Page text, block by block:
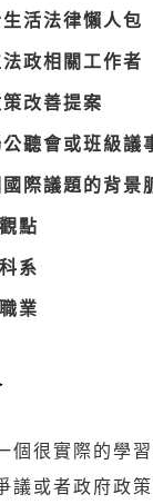
活法律懶人包
政相關工作者
改善提案
聽會或班級議
際議題的背景
點
系
業
個很實際的學
議或者政府政